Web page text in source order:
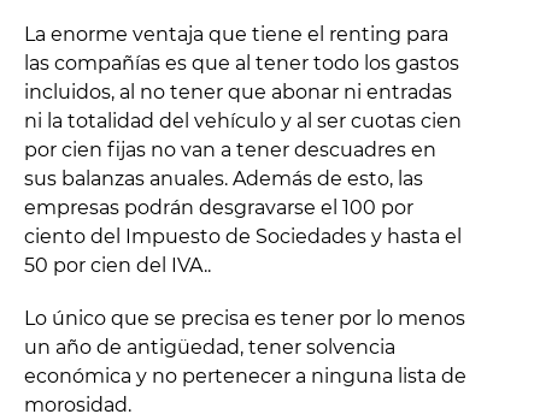
La enorme ventaja que tiene el renting para
las compañías es que al tener todo los gastos
incluidos, al no tener que abonar ni entradas
ni la totalidad del vehículo y al ser cuotas cien
por cien fijas no van a tener descuadres en
sus balanzas anuales. Además de esto, las
empresas podrán desgravarse el 100 por
ciento del Impuesto de Sociedades y hasta el
50 por cien del IVA..
Lo único que se precisa es tener por lo menos
un año de antigüedad, tener solvencia
económica y no pertenecer a ninguna lista de
morosidad.